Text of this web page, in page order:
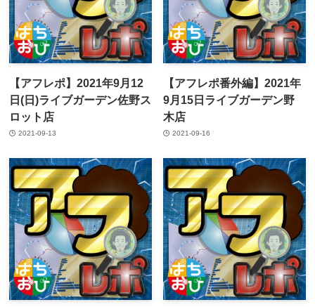
【アフレポ】2021年9月12
日(日)ライブガーデン佐野ス
ロット店
2021-09-13
【アフレポ番外編】2021年
9月15日ライブガーデン野
木店
2021-09-16